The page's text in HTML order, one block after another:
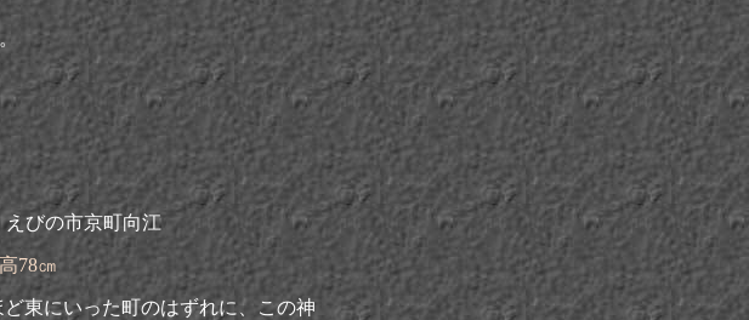
京町向江
78㎝
東にいった町のはずれに、この神